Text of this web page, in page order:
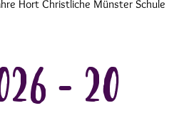
Hort Christliche Münster Schule
- 20